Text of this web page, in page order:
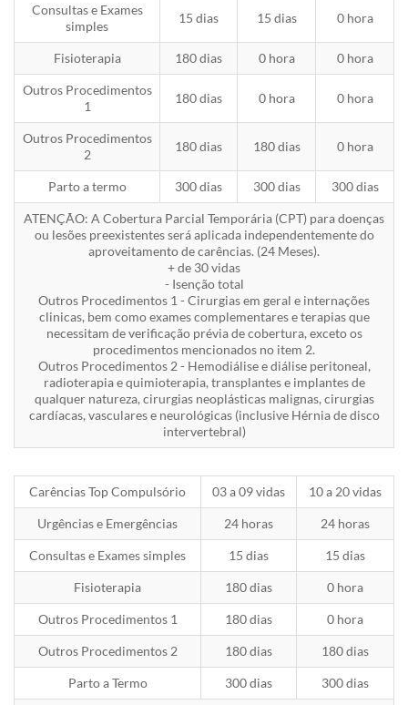
Consultas e Exames
simples
15 dias 15 dias 0 hora
Fisioterapia 180 dias 0 hora 0 hora
Outros Procedimentos
1
180 dias 0 hora 0 hora
Outros Procedimentos
2
180 dias 180 dias 0 hora
Parto a termo 300 dias 300 dias 300 dias
ATENÇÃO: A Cobertura Parcial Temporária (CPT) para doenças
ou lesões preexistentes será aplicada independentemente do
aproveitamento de carências. (24 Meses).
+ de 30 vidas
- Isenção total
Outros Procedimentos 1 - Cirurgias em geral e internações
clinicas, bem como exames complementares e terapias que
necessitam de verificação prévia de cobertura, exceto os
procedimentos mencionados no item 2.
Outros Procedimentos 2 - Hemodiálise e diálise peritoneal,
radioterapia e quimioterapia, transplantes e implantes de
qualquer natureza, cirurgias neoplásticas malignas, cirurgias
cardíacas, vasculares e neurológicas (inclusive Hérnia de disco
intervertebral)
Carências Top Compulsório 03 a 09 vidas 10 a 20 vidas
Urgências e Emergências 24 horas 24 horas
Consultas e Exames simples 15 dias 15 dias
Fisioterapia 180 dias 0 hora
Outros Procedimentos 1 180 dias 0 hora
Outros Procedimentos 2 180 dias 180 dias
Parto a Termo 300 dias 300 dias